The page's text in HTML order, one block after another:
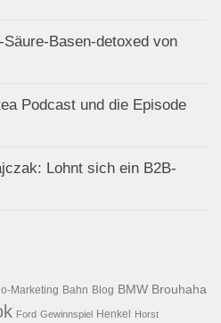
Basen-detoxed von
Podcast und die Episode
Lohnt sich ein B2B-
Marketing Bahn Blog BMW Brouhaha
Ford Gewinnspiel Henkel Horst